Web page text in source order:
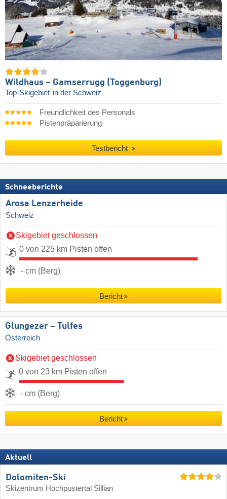
Wildhaus – Gamserrugg (Toggenburg)
Top-Skigebiet in der Schweiz
Freundlichkeit des Personals
Pistenpräparierung
Testbericht
Schneeberichte
Arosa Lenzerheide
Schweiz
Skigebiet geschlossen
0 von 225 km Pisten offen
- cm (Berg)
Bericht
Glungezer – Tulfes
Österreich
Skigebiet geschlossen
0 von 23 km Pisten offen
- cm (Berg)
Bericht
Aktuell
Dolomiten-Ski
Skizentrum Hochpustertal Sillian